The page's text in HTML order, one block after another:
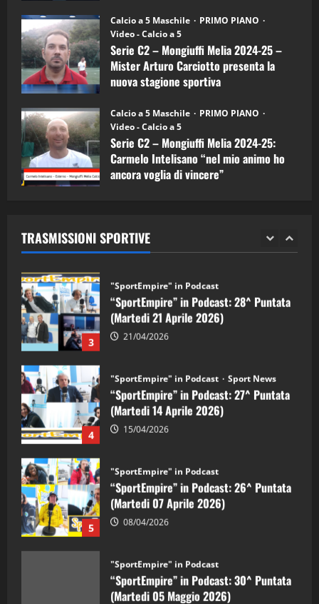
Calcio a 5 Maschile
PRIMO PIANO
Video - Calcio a 5
Serie C2 – Mongiuffi Melia 2024-25 –
Mister Arturo Carciotto presenta la
nuova stagione sportiva
Calcio a 5 Maschile
PRIMO PIANO
Video - Calcio a 5
Serie C2 – Mongiuffi Melia 2024-25:
Carmelo Intelisano “nel mio animo ho
ancora voglia di vincere”
TRASMISSIONI SPORTIVE
5
“SportEmpire” in Podcast: 26^ Puntata
(Martedi 07 Aprile 2026)
08/04/2026
1
“SportEmpire” in Podcast: 30^ Puntata
(Martedi 05 Maggio 2026)
08/05/2026
2 28/04/2026
3
"SportEmpire" in Podcast
“SportEmpire” in Podcast: 28^ Puntata
(Martedi 21 Aprile 2026)
21/04/2026
4
"SportEmpire" in Podcast Sport News
“SportEmpire” in Podcast: 27^ Puntata
(Martedi 14 Aprile 2026)
15/04/2026
5
"SportEmpire" in Podcast
“SportEmpire” in Podcast: 26^ Puntata
(Martedi 07 Aprile 2026)
08/04/2026
"SportEmpire" in Podcast
“SportEmpire” in Podcast: 30^ Puntata
(Martedi 05 Maggio 2026)